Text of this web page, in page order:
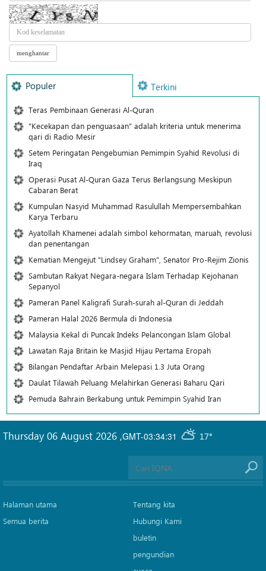
Populer Terkini
Teras Pembinaan Generasi Al-Quran
"Kecekapan dan penguasaan" adalah kriteria untuk menerima
qari di Radio Mesir
Setem Peringatan Pengebumian Pemimpin Syahid Revolusi di
Iraq
Operasi Pusat Al-Quran Gaza Terus Berlangsung Meskipun
Cabaran Berat
Kumpulan Nasyid Muhammad Rasulullah Mempersembahkan
Karya Terbaru
Ayatollah Khamenei adalah simbol kehormatan, maruah, revolusi
dan penentangan
Kematian Mengejut "Lindsey Graham", Senator Pro-Rejim Zionis
Sambutan Rakyat Negara-negara Islam Terhadap Kejohanan
Sepanyol
Pameran Panel Kaligrafi Surah-surah al-Quran di Jeddah
Pameran Halal 2026 Bermula di Indonesia
Malaysia Kekal di Puncak Indeks Pelancongan Islam Global
Lawatan Raja Britain ke Masjid Hijau Pertama Eropah
Bilangan Pendaftar Arbain Melepasi 1.3 Juta Orang
Daulat Tilawah Peluang Melahirkan Generasi Baharu Qari
Pemuda Bahrain Berkabung untuk Pemimpin Syahid Iran
GMT-03:34:31 17°
Thursday 06 August 2026 ,
Halaman utama
Semua berita
Tentang kita
Hubungi Kami
buletin
pengundian